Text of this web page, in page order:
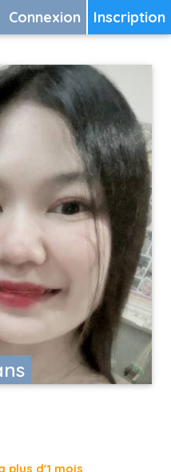
Inscription
Connexion
plus d'1 mois